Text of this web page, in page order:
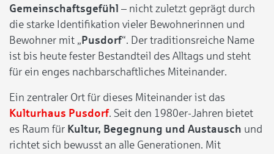
Gemeinschaftsgefühl – nicht zuletzt geprägt durch
die starke Identifikation vieler Bewohnerinnen und
Bewohner mit „ Pusdorf“. Der traditionsreiche Name
ist bis heute fester Bestandteil des Alltags und steht
für ein enges nachbarschaftliches Miteinander.
Ein zentraler Ort für dieses Miteinander ist das
Kulturhaus Pusdorf. Seit den 1980er-Jahren bietet
es Raum für Kultur, Begegnung und Austausch und
richtet sich bewusst an alle Generationen. Mit